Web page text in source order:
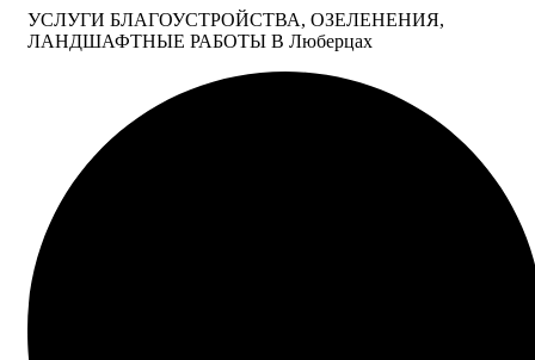
УСЛУГИ БЛАГОУСТРОЙСТВА, ОЗЕЛЕНЕНИЯ,
ЛАНДШАФТНЫЕ РАБОТЫ В Люберцах